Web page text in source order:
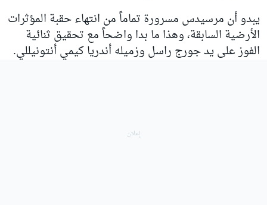
يبدو أن مرسيدس مسرورة تماماً من انتهاء حقبة المؤثرات
الأرضية السابقة، وهذا ما بدا واضحاً مع تحقيق ثنائية
الفوز على يد جورج راسل وزميله أندريا كيمي أنتونيللي.